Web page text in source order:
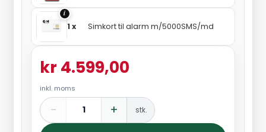
i
1 x Simkort til alarm m/5000SMS/md
kr 4.599,00
inkl. moms
− + stk.